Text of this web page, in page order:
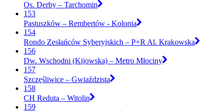
Os. Derby – Tarchomin
153
Pastuszków – Rembertów - Kolonia
154
Rondo Zesłańców Syberyjskich – P+R Al. Krakowska
156
Dw. Wschodni (Kijowska) – Metro Młociny
157
Szczęśliwice – Gwiaździsta
158
CH Reduta – Witolin
159